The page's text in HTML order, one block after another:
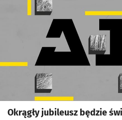
Okrągły jubileusz będzie